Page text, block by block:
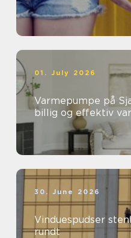
01. July 2026
Varmepumpe på
billig og effektiv
30. June 2026
Vinduespudser stenløse klar
rundt